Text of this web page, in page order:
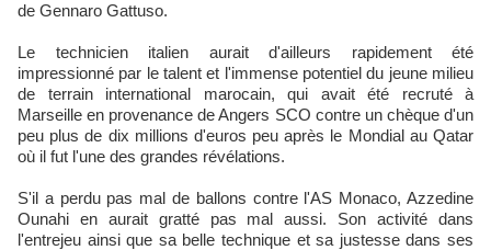
de Gennaro Gattuso.
Le technicien italien aurait d'ailleurs rapidement été
impressionné par le talent et l'immense potentiel du jeune milieu
de terrain international marocain, qui avait été recruté à
Marseille en provenance de Angers SCO contre un chèque d'un
peu plus de dix millions d'euros peu après le Mondial au Qatar
où il fut l'une des grandes révélations.
S'il a perdu pas mal de ballons contre l'AS Monaco, Azzedine
Ounahi en aurait gratté pas mal aussi. Son activité dans
l'entrejeu ainsi que sa belle technique et sa justesse dans ses